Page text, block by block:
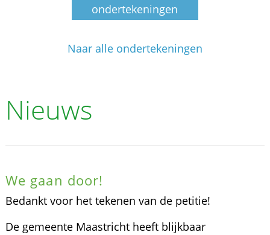
ondertekeningen
Naar alle ondertekeningen
Nieuws
We gaan door!
Bedankt voor het tekenen van de petitie!
De gemeente Maastricht heeft blijkbaar